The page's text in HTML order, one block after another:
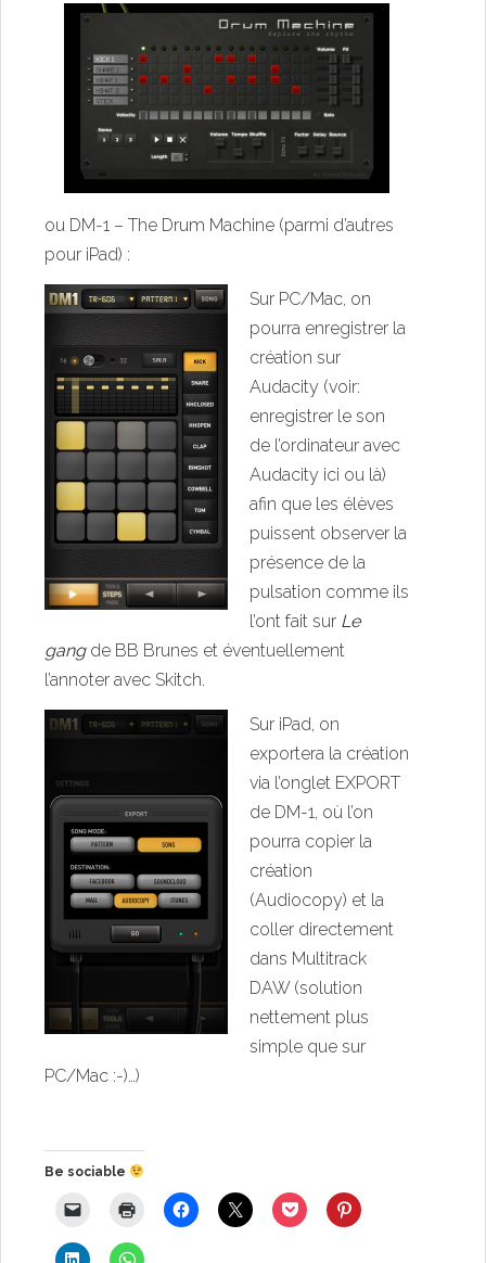
ou DM-1 – The Drum Machine (parmi d’autres
pour iPad) :
Sur PC/Mac, on
pourra enregistrer la
création sur
Audacity (voir:
enregistrer le son
de l’ordinateur avec
Audacity ici ou là)
afin que les élèves
puissent observer la
présence de la
pulsation comme ils
l’ont fait sur Le
gangde BB Brunes et éventuellement
l’annoter avec Skitch.
Sur iPad, on
exportera la création
via l’onglet EXPORT
de DM-1, où l’on
pourra copier la
création
(Audiocopy) et la
coller directement
dans Multitrack
DAW (solution
nettement plus
simple que sur
PC/Mac :-)…)
Be sociable